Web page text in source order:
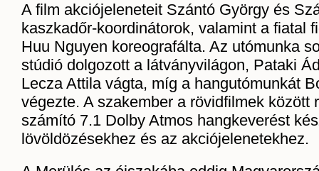
A film akciójeleneteit Szántó György és
kaszkadőr-koordinátorok, valamint a fiatal
Huu Nguyen koreografálta. Az utómunka
stúdió dolgozott a látványvilágon, Pataki
Lecza Attila vágta, míg a hangutómunkát
végezte. A szakember a rövidfilmek között
számító 7.1 Dolby Atmos hangkeverést
lövöldözésekhez és az akciójelenetekhez.